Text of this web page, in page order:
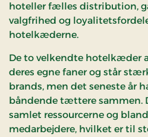
hoteller fælles distribution,
valgfrihed og
hotelkæderne.
De to velkendte hotelkæder
deres egne faner og står
brands, men det seneste år
båndende tættere sammen.
samlet ressourcerne og
medarbejdere, hvilket er til